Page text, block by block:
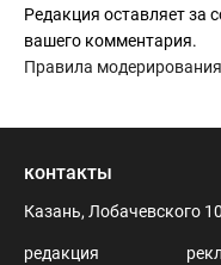
Редакция оставляет за
вашего комментария.
Правила модерирования
контакты
Казань, Лобачевского
редакция